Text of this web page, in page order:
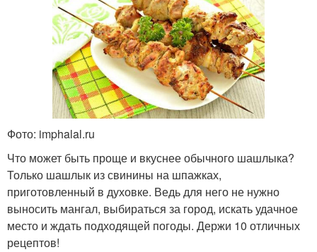
Фото: imphalal.ru
Что может быть проще и вкуснее обычного шашлыка?
Только шашлык из свинины на шпажках,
приготовленный в духовке. Ведь для него не нужно
выносить мангал, выбираться за город, искать удачное
место и ждать подходящей погоды. Держи 10 отличных
рецептов!